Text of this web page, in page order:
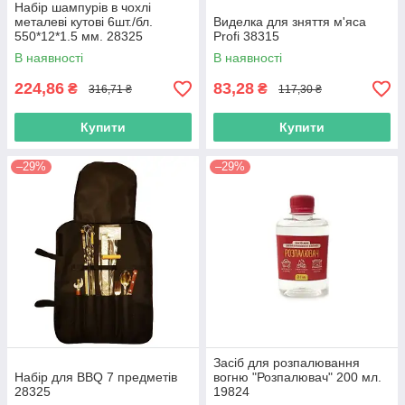
Набір шампурів в чохлі
металеві кутові 6шт./бл.
550*12*1.5 мм. 28325
В наявності
224,86 ₴ 316,71 ₴
Купити
Виделка для зняття м'яса
Profi 38315
В наявності
83,28 ₴ 117,30 ₴
Купити
–29%
Набір для BBQ 7 предметів
28325
–29%
Засіб для розпалювання
вогню "Розпалювач" 200 мл.
19824